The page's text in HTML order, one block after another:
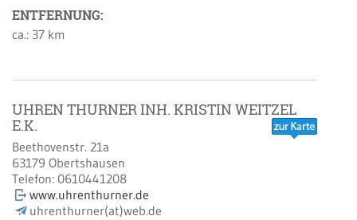
ENTFERNUNG:
ca.: 37 km
UHREN THURNER INH. KRISTIN WEITZEL
E.K.
Beethovenstr. 21a
63179 Obertshausen
Telefon: 0610441208
www.uhrenthurner.de
uhrenthurner(at)web.de